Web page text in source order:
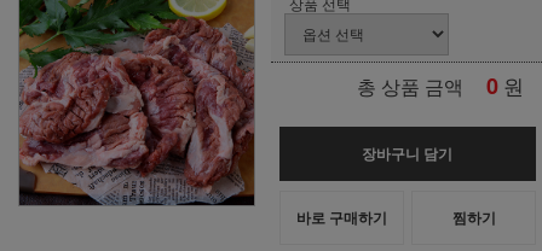
총 상품 금액 0 원
장바구니 담기
바로 구매하기 찜하기